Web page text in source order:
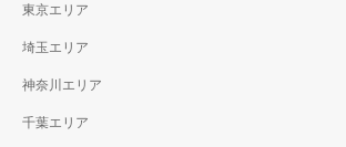
東京エリア
埼玉エリア
神奈川エリア
千葉エリア